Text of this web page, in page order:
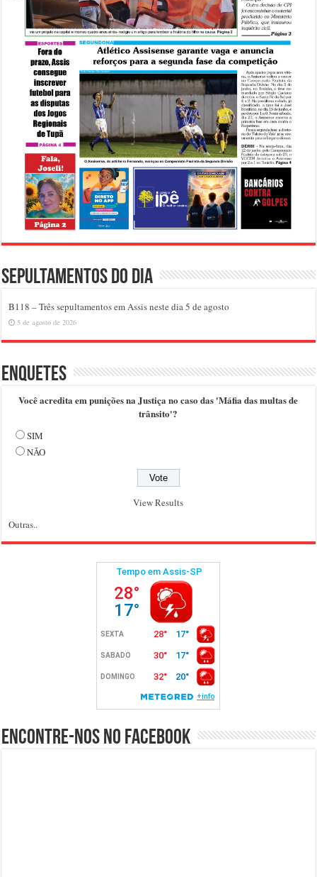
Sepultamentos do dia
B118 – Três sepultamentos em Assis neste dia 5 de agosto
5 de agosto de 2026
Enquetes
Você acredita em punições na Justiça no caso das 'Máfia das multas de
trânsito'?
SIM
NÃO
View Results
Outras..
Encontre-nos no Facebook